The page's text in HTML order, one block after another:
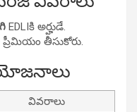
EDLIకి అర్హుడే.
తీసుకోరు.
వివరాలు